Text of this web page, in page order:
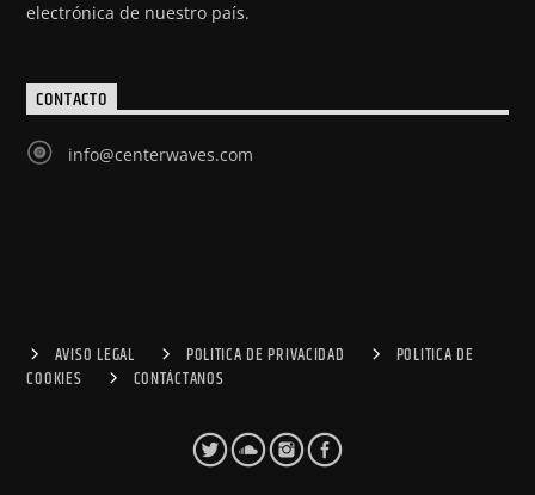
electrónica de nuestro país.
CONTACTO
info@centerwaves.com
AVISO LEGAL POLITICA DE PRIVACIDAD
POLITICA DE
COOKIES
CONTÁCTANOS